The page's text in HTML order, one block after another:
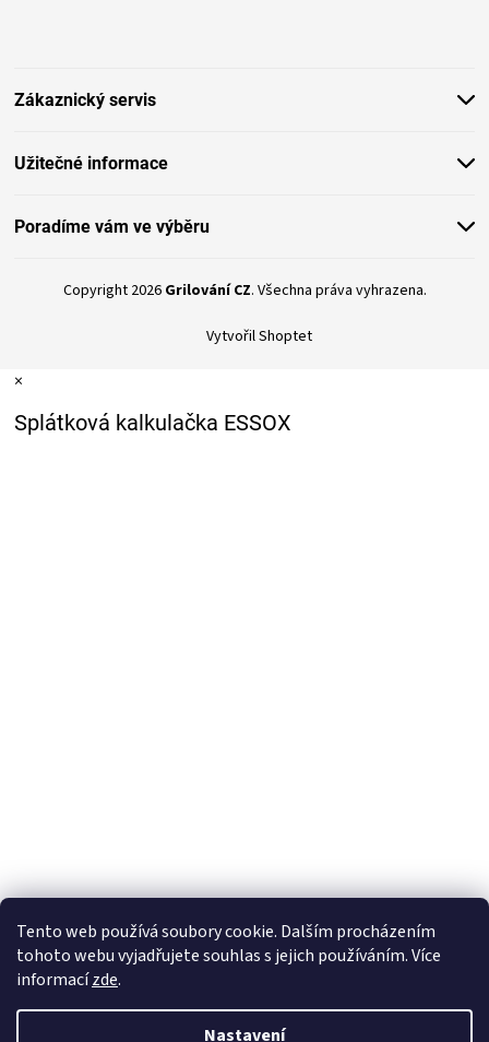
Tento web používá soubory cookie. Dalším procházením
tohoto webu vyjadřujete souhlas s jejich používáním. Více
informacízde.
Nastavení
Zákaznický servis
Užitečné informace
Poradíme vám ve výběru
Vytvořil Shoptet
Copyright 2026 Grilování CZ. Všechna práva vyhrazena.
×
Splátková kalkulačka ESSOX